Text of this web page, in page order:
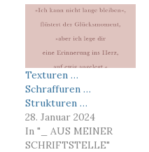
Texturen …
Schraffuren …
Strukturen …
28. Januar 2024
In "_ AUS MEINER
SCHRIFTSTELLE"